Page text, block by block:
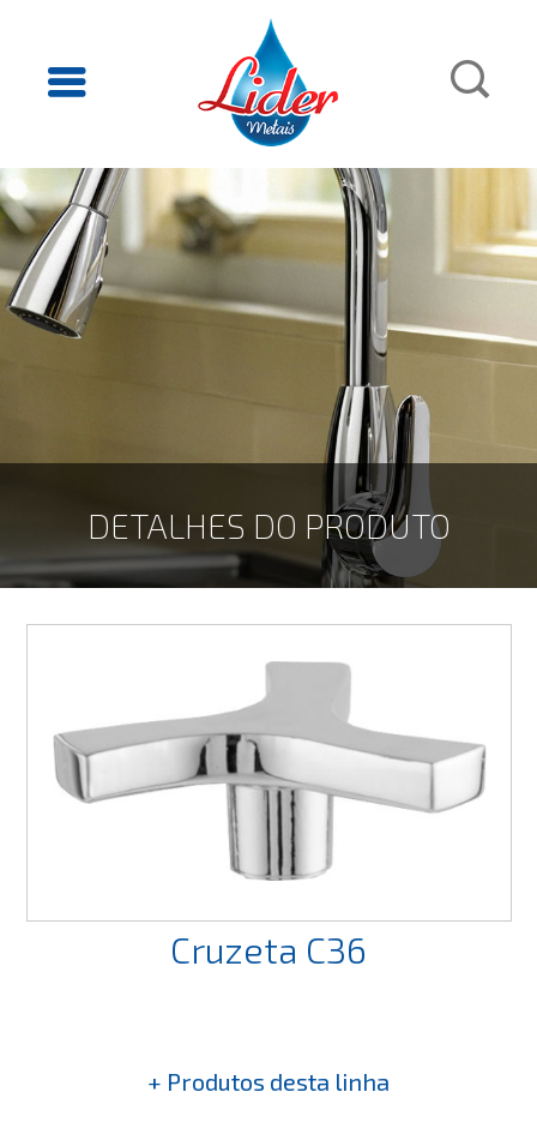
DETALHES DO PRODUTO
Cruzeta C36
+ Produtos desta linha